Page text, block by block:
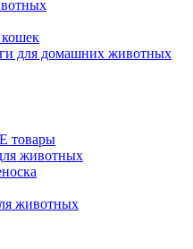
для домашних животных
животных
животных